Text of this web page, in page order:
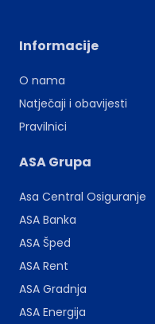
Informacije
O nama
Natječaji i obavijesti
Pravilnici
ASA Grupa
Asa Central Osiguranje
ASA Banka
ASA Šped
ASA Rent
ASA Gradnja
ASA Energija